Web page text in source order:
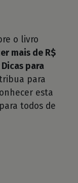
o livro
mais de R$
para
para
esta
todos de